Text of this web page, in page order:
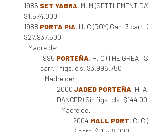
1986 SET YABRA, M, M (SETTLEMENT
$1.574.000
1988 PORTA PIA, H, C (ROY) Gan. 3
$27.937.500
Madre de:
1995 PORTEÑA, H, C (THE GREAT
carr. 1 figs. cls. $3.996.750
Madre de:
2000 JADED PORTEÑA, H, A
DANCER) Sin figs. cls.
Madre de:
2004 MALL PORT, C, C